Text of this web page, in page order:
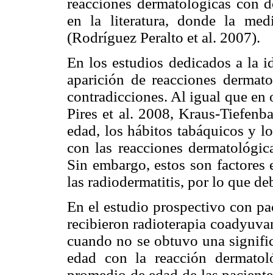
reacciones dermatológicas con
en la literatura, donde la
(Rodríguez Peralto et al. 2007).
En los estudios dedicados a la
aparición de reacciones
contradicciones. Al igual que en
Pires et al. 2008, Kraus-
edad, los hábitos tabáquicos y
con las reacciones
Sin embargo, estos son
las radiodermatitis, por lo que
En el estudio prospectivo con
recibieron radioterapia
cuando no se obtuvo una
edad con la reacción